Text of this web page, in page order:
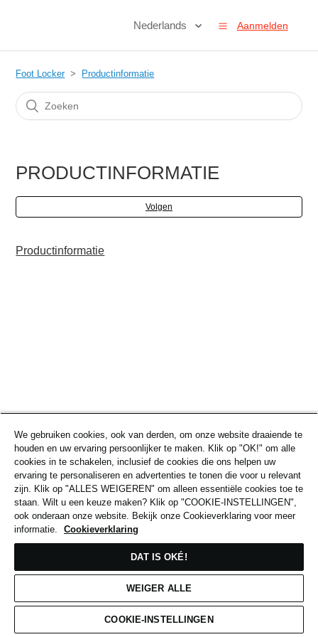
Nederlands Aanmelden
Foot Locker Productinformatie
PRODUCTINFORMATIE
Volgen
Productinformatie
We gebruiken cookies, ook van derden, om onze website draaiende te
houden en uw ervaring persoonlijker te maken. Klik op "OK!" om alle
cookies in te schakelen, inclusief de cookies die ons helpen uw
ervaring te personaliseren en advertenties te tonen die voor u relevant
zijn. Klik op "ALLES WEIGEREN" om alleen essentiële cookies toe te
staan. Wilt u een keuze maken? Klik op "COOKIE-INSTELLINGEN",
ook onderaan onze website. Bekijk onze Cookieverklaring voor meer
informatie.
Cookieverklaring
DAT IS OKÉ!
WEIGER ALLE
COOKIE-INSTELLINGEN